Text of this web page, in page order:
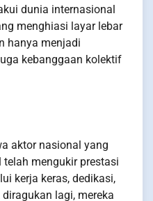
dunia internasional
menghiasi layar lebar
hanya menjadi
kebanggaan kolektif
aktor nasional yang
mengukir prestasi
kerja keras, dedikasi,
lagi, mereka